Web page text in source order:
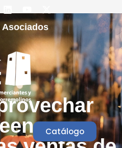
Catálogo
para